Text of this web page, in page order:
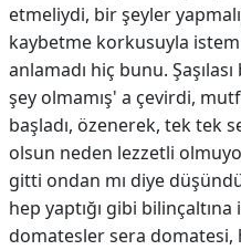
etmeliydi, bir şeyler
kaybetme korkusuyla istem
anlamadı hiç bunu.
şey olmamış' a çevirdi,
başladı, özenerek, tek tek
olsun neden lezzetli
gitti ondan mı diye
hep yaptığı gibi
domatesler sera domatesi,